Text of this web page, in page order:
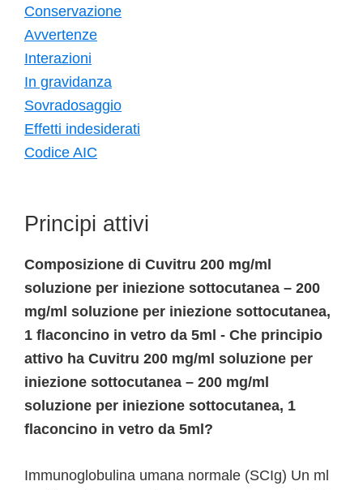
Conservazione
Avvertenze
Interazioni
In gravidanza
Sovradosaggio
Effetti indesiderati
Codice AIC
Principi attivi
Composizione di Cuvitru 200 mg/ml
soluzione per iniezione sottocutanea – 200
mg/ml soluzione per iniezione sottocutanea,
1 flaconcino in vetro da 5ml - Che principio
attivo ha Cuvitru 200 mg/ml soluzione per
iniezione sottocutanea – 200 mg/ml
soluzione per iniezione sottocutanea, 1
flaconcino in vetro da 5ml?
Immunoglobulina umana normale (SCIg) Un ml